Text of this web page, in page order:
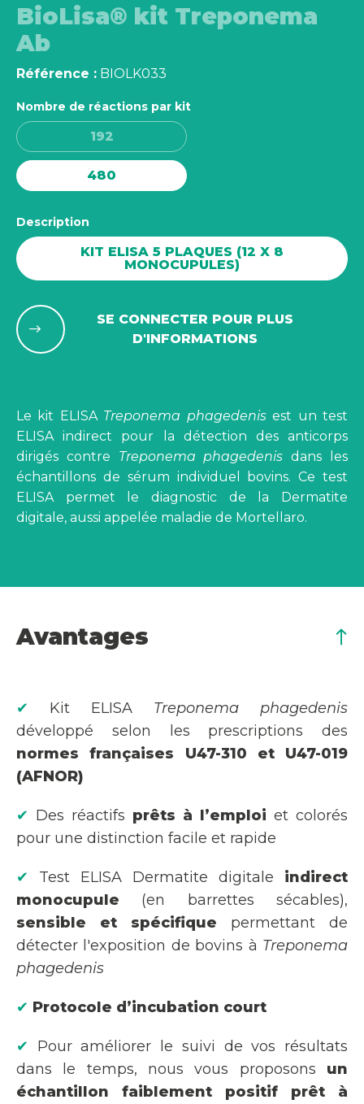
BioLisa® kit Treponema
Ab
Référence : BIOLK033
Nombre de réactions par kit
192
480
Description
KIT ELISA 5 PLAQUES (12 X 8
MONOCUPULES)
SE CONNECTER POUR PLUS
D'INFORMATIONS
Le kit ELISA Treponema phagedenisest un test
ELISA indirect pour la détection des anticorps
dirigés contre Treponema phagedenis dans les
échantillons de sérum individuel bovins. Ce test
ELISA permet le diagnostic de la Dermatite
digitale, aussi appelée maladie de Mortellaro.
Avantages
✔ Kit ELISA Treponema phagedenis
développé selon les prescriptions des
normes françaises U47-310 et U47-019
(AFNOR)
✔ Des réactifs prêts à l’emploi et colorés
pour une distinction facile et rapide
✔ Test ELISA Dermatite digitale indirect
monocupule (en barrettes sécables),
sensible et spécifique permettant de
détecter l'exposition de bovins à Treponema
phagedenis
✔ Protocole d’incubation court
✔ Pour améliorer le suivi de vos résultats
dans le temps, nous vous proposons un
échantillon faiblement positif prêt à